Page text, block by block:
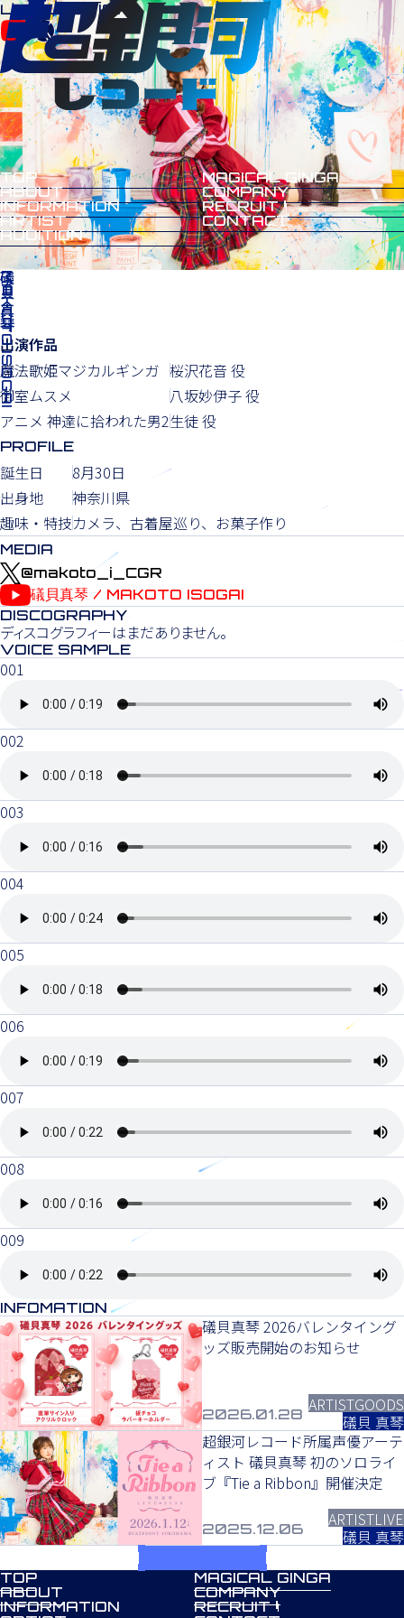
MENU
CLOSE
TOP
ABOUT
INFORMATION
ARTIST
AUDITION
MAGICAL GINGA
COMPANY
RECRUIT
CONTACT
LABEL OFFICIAL
琴
ISOGAI
出演作品
魔法歌姫マジカルギンガ 桜沢花音 役
御室ムスメ
八坂妙伊子 役
アニメ 神達に拾われた男2生徒 役
PROFILE
誕生日
8月30日
出身地
神奈川県
趣味・特技カメラ、古着屋巡り、お菓子作り
MEDIA
@makoto_i_CGR
礒貝真琴 / MAKOTO ISOGAI
DISCOGRAPHY
ディスコグラフィーはまだありません。
VOICE SAMPLE
001
002
003
004
005
006
007
008
009
INFOMATION
礒貝真琴 2026バレンタイング
ッズ販売開始のお知らせ
2026.01.28 ARTISTGOODS
礒貝 真琴
超銀河レコード所属声優アーテ
ィスト 礒貝真琴 初のソロライ
ブ『Tie a Ribbon』開催決定
2025.12.06 ARTISTLIVE
礒貝 真琴
TOP
ABOUT
INFORMATION
MAGICAL GINGA
COMPANY
RECRUIT